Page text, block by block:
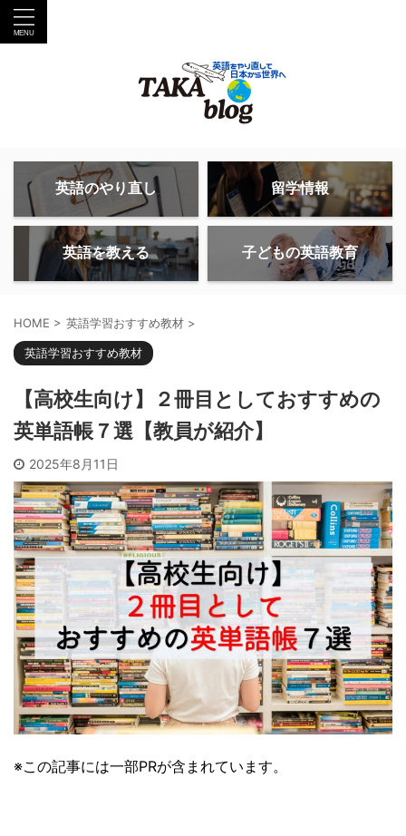
英語のやり直し 留学情報
英語を教える 子どもの英語教育
HOME > 英語学習おすすめ教材 >
英語学習おすすめ教材
【高校生向け】２冊目としておすすめの
英単語帳７選【教員が紹介】
2025年8月11日
※この記事には一部PRが含まれています。